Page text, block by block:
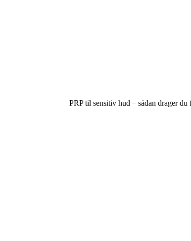
PRP til sensitiv hud – sådan drager